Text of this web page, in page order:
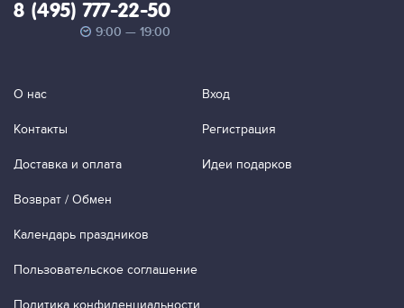
8 (495) 777-22-50
9:00 — 19:00
О нас
Контакты
Доставка и оплата
Возврат / Обмен
Календарь праздников
Пользовательское соглашение
Политика конфиденциальности
Вход
Регистрация
Идеи подарков